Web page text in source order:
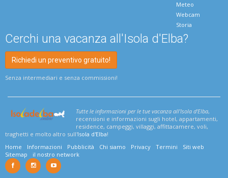
Meteo
Webcam
Storia
Cerchi una vacanza all'Isola d'Elba?
Richiedi un preventivo gratuito!
Senza intermediari e senza commissioni!
Tutte le informazioni per le tue vacanza all'Isola d'Elba,
recensioni e informazioni sugli hotel, appartamenti,
residence, campeggi, villaggi, affittacamere, voli,
traghetti e molto altro sull'Isola d'Elba!
Home
Informazioni Pubblicità Chi siamo Privacy Termini
Siti web
Sitemap
il nostro network